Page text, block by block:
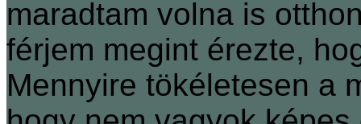
maradtam volna is
férjem megint érezte,
Mennyire tökéletesen a